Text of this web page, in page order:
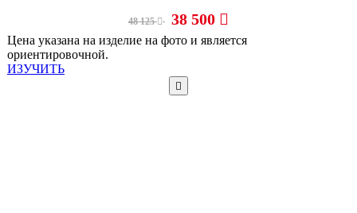
48 125 38 500
Цена указана на изделие на фото и является
ориентировочной.
ИЗУЧИТЬ